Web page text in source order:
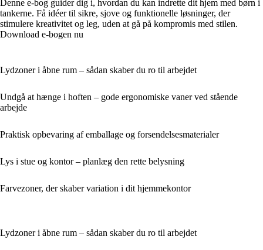
Denne e-bog guider dig i, hvordan du kan indrette dit hjem med børn i
tankerne. Få idéer til sikre, sjove og funktionelle løsninger, der
stimulere kreativitet og leg, uden at gå på kompromis med stilen.
Download e-bogen nu
Lydzoner i åbne rum – sådan skaber du ro til arbejdet
Undgå at hænge i hoften – gode ergonomiske vaner ved stående
arbejde
Praktisk opbevaring af emballage og forsendelsesmaterialer
Lys i stue og kontor – planlæg den rette belysning
Farvezoner, der skaber variation i dit hjemmekontor
Lydzoner i åbne rum – sådan skaber du ro til arbejdet